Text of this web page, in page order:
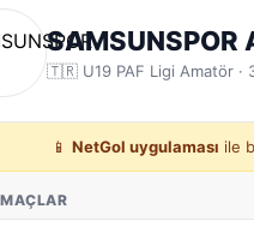
SAMSUNSPOR
🇹🇷 U19 PAF Ligi Amatör ·
📱 NetGol uygulaması ile